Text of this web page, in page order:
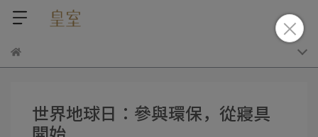
世界地球日：參與環保，從寢具